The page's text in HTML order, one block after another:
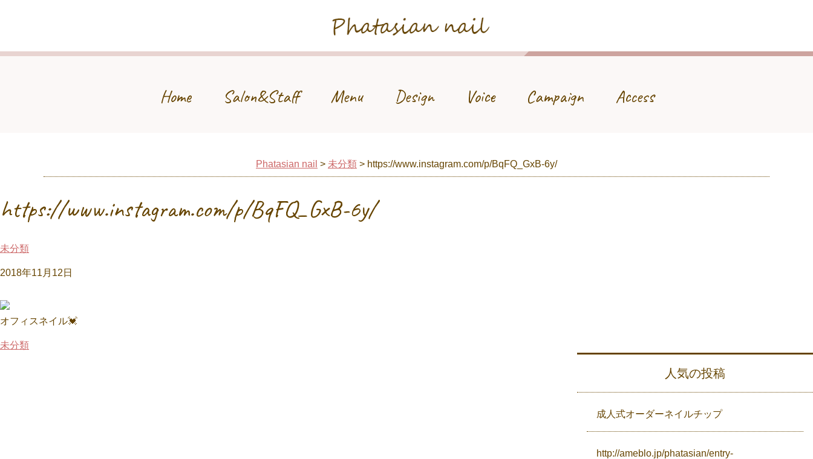
Phatasian nail
Home Salon&Staff Menu Design Voice Campaign Access
Phatasian nail > 未分類 > https://www.instagram.com/p/BqFQ_GxB-6y/
https://www.instagram.com/p/BqFQ_GxB-6y/
未分類
2018年11月12日
オフィスネイル💓
未分類
人気の投稿
成人式オーダーネイルチップ
http://ameblo.jp/phatasian/entry-